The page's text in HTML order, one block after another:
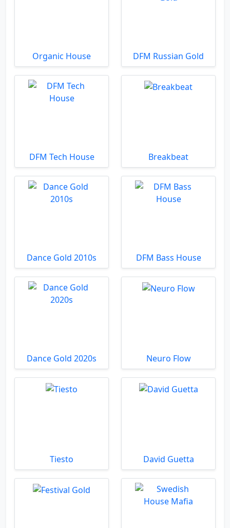
Organic House DFM Russian Gold
DFM Tech House Breakbeat
Dance Gold 2010s DFM Bass House
Dance Gold 2020s Neuro Flow
Tiesto David Guetta